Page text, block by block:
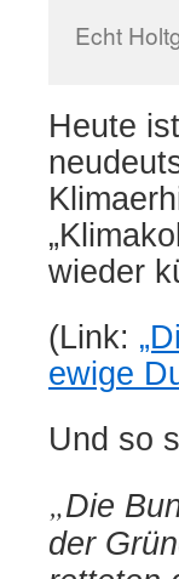
Echt
Heute
wieder
(Link:
ewige
Und so
„Die
der